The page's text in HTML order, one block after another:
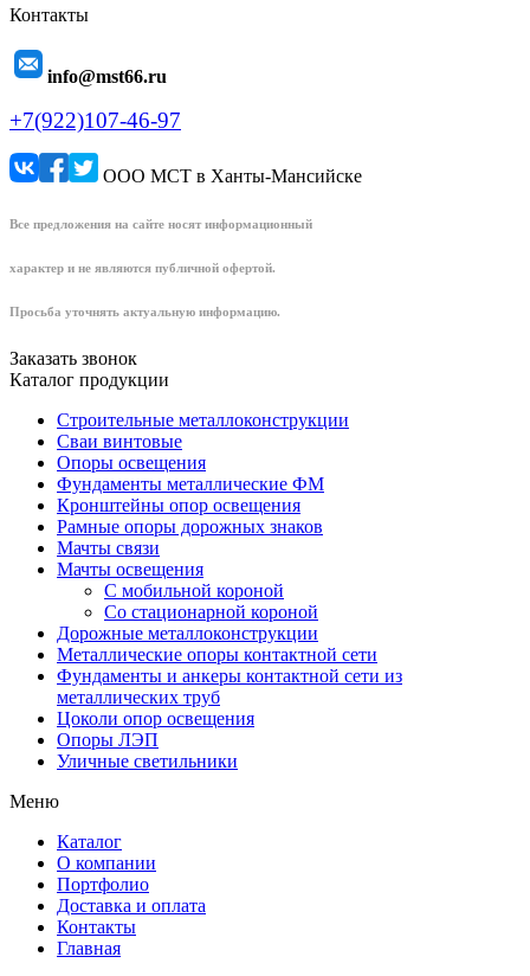
Контакты
info@mst66.ru
+7(922)107-46-97
ООО МСТ в Ханты-Мансийске
Все предложения на сайте носят информационный
характер и не являются публичной офертой.
Просьба уточнять актуальную информацию.
Заказать звонок
Каталог продукции
Строительные металлоконструкции
Сваи винтовые
Опоры освещения
Фундаменты металлические ФМ
Кронштейны опор освещения
Рамные опоры дорожных знаков
Мачты связи
Мачты освещения
С мобильной короной
Со стационарной короной
Дорожные металлоконструкции
Металлические опоры контактной сети
Фундаменты и анкеры контактной сети из
металлических труб
Цоколи опор освещения
Опоры ЛЭП
Уличные светильники
Меню
Каталог
О компании
Портфолио
Доставка и оплата
Контакты
Главная